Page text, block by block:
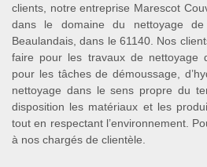
clients, notre entreprise Marescot
dans le domaine du nettoyage
Beaulandais, dans le 61140. Nos
faire pour les travaux de nettoyage
pour les tâches de démoussage,
nettoyage dans le sens propre du
disposition les matériaux et les
tout en respectant l’environnement.
à nos chargés de clientèle.